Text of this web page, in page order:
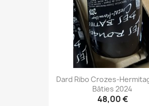
Dard Ribo Crozes-
Bâties 2024
48,00 €